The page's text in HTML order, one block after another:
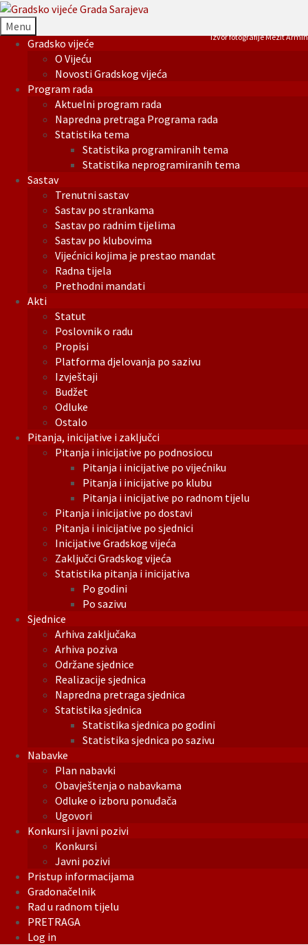
Menu
Gradsko vijeće
O Vijeću
Novosti Gradskog vijeća
Program rada
Aktuelni program rada
Napredna pretraga Programa rada
Statistika tema
Statistika programiranih tema
Statistika neprogramiranih tema
Sastav
Trenutni sastav
Sastav po strankama
Sastav po radnim tijelima
Sastav po klubovima
Vijećnici kojima je prestao mandat
Radna tijela
Prethodni mandati
Akti
Statut
Poslovnik o radu
Propisi
Platforma djelovanja po sazivu
Izvještaji
Budžet
Odluke
Ostalo
Pitanja, inicijative i zaključci
Pitanja i inicijative po podnosiocu
Pitanja i inicijative po vijećniku
Pitanja i inicijative po klubu
Pitanja i inicijative po radnom tijelu
Pitanja i inicijative po dostavi
Pitanja i inicijative po sjednici
Inicijative Gradskog vijeća
Zaključci Gradskog vijeća
Statistika pitanja i inicijativa
Po godini
Po sazivu
Sjednice
Arhiva zaključaka
Arhiva poziva
Održane sjednice
Realizacije sjednica
Napredna pretraga sjednica
Statistika sjednica
Statistika sjednica po godini
Statistika sjednica po sazivu
Nabavke
Plan nabavki
Obavještenja o nabavkama
Odluke o izboru ponuđača
Ugovori
Konkursi i javni pozivi
Konkursi
Javni pozivi
Pristup informacijama
Gradonačelnik
Rad u radnom tijelu
PRETRAGA
Log in
Izvor fotografije Mezit Armin